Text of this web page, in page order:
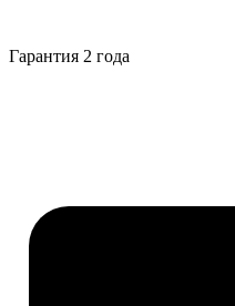
Гарантия 2 года